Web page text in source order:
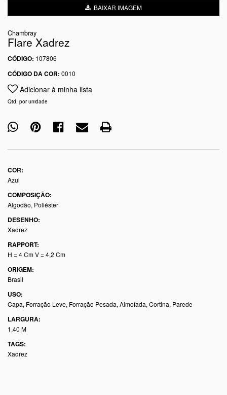
BAIXAR IMAGEM
Chambray
Flare Xadrez
CÓDIGO: 107806
CÓDIGO DA COR: 0010
Adicionar à minha lista
Qtd. por unidade
COR:
Azul
COMPOSIÇÃO:
Algodão, Poliéster
DESENHO:
Xadrez
RAPPORT:
H = 4 Cm V = 4,2 Cm
ORIGEM:
Brasil
USO:
Capa, Forração Leve, Forração Pesada, Almofada, Cortina, Parede
LARGURA:
1,40 M
TAGS:
Xadrez